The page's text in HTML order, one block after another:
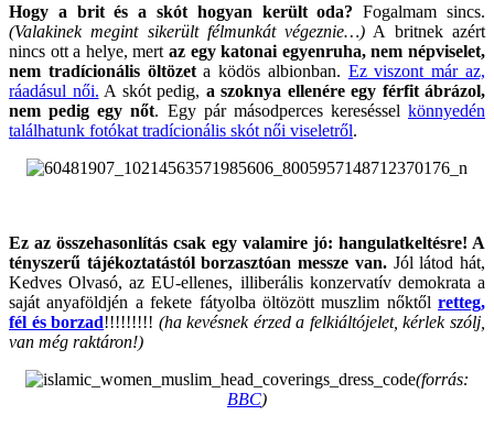
Hogy a brit és a skót hogyan került oda? Fogalmam sincs.
(Valakinek megint sikerült félmunkát végeznie…) A britnek azért
nincs ott a helye, mert az egy katonai egyenruha, nem népviselet,
nem tradícionális öltözeta ködös albionban. Ez viszont már az,
ráadásul női. A skót pedig, a szoknya ellenére egy férfit ábrázol,
nem pedig egy nőt. Egy pár másodperces kereséssel könnyedén
találhatunk fotókat tradícionális skót női viseletről.
Ez az összehasonlítás csak egy valamire jó: hangulatkeltésre! A
tényszerű tájékoztatástól borzasztóan messze van. Jól látod hát,
Kedves Olvasó, az EU-ellenes, illiberális konzervatív demokrata a
saját anyaföldjén a fekete fátyolba öltözött muszlim nőktől retteg,
fél és borzad!!!!!!!!! (ha kevésnek érzed a felkiáltójelet, kérlek szólj,
van még raktáron!)
(forrás:
BBC)